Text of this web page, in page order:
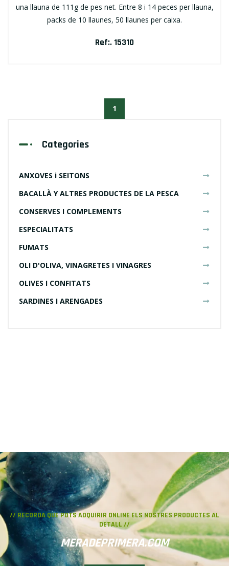
una llauna de 111g de pes net. Entre 8 i 14 peces per llauna,
packs de 10 llaunes, 50 llaunes per caixa.
Ref:. 15310
1
Categories
ANXOVES i SEITONS
BACALLÀ Y ALTRES PRODUCTES DE LA PESCA
CONSERVES I COMPLEMENTS
ESPECIALITATS
FUMATS
OLI D'OLIVA, VINAGRETES I VINAGRES
OLIVES I CONFITATS
SARDINES I ARENGADES
// RECORDA QUE POTS ADQUIRIR ONLINEELS NOSTRES PRODUCTES AL
DETALL //
MERADEPRIMERA.COM